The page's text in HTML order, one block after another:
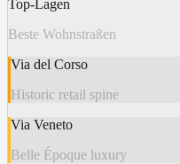
Top-Lagen
Beste Wohnstraßen
Via del Corso
Historic retail spine
Via Veneto
Belle Époque luxury